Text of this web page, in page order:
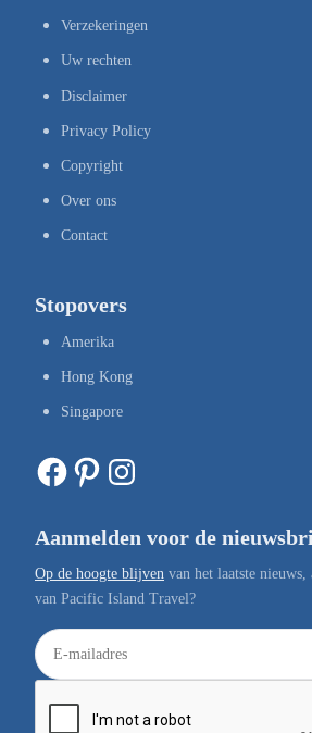
Verzekeringen
Uw rechten
Disclaimer
Privacy Policy
Copyright
Over ons
Contact
Stopovers
Amerika
Hong Kong
Singapore
Facebook Pinterest Instagram
Aanmelden voor de
Op de hoogte blijven van het laatste
van Pacific Island Travel?
E
-